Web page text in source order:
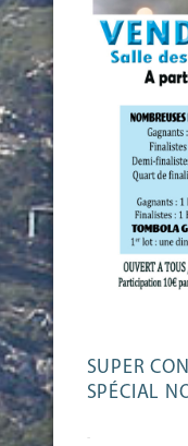
SUPER
SPÉCIAL
-